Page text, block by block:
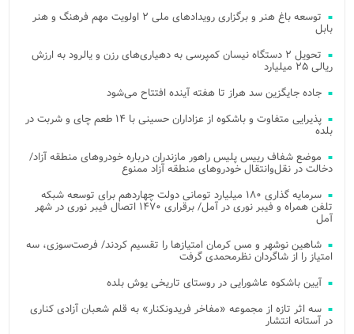
توسعه باغ هنر و برگزاری رویدادهای ملی ۲ اولویت مهم فرهنگ و هنر
بابل
تحویل ۲ دستگاه نیسان کمپرسی به دهیاری‌های رزن و یالرود به ارزش
ریالی ۲۵ میلیارد
جاده جایگزین سد هراز تا هفته آینده افتتاح می‌شود
پذیرایی متفاوت و باشکوه از عزاداران حسینی با ۱۴ طعم چای و شربت در
بلده
موضع شفاف رییس پلیس راهور مازندران درباره خودروهای منطقه آزاد/
دخالت در نقل‌وانتقال خودروهای منطقه آزاد ممنوع
سرمایه گذاری ۱۸۰ میلیارد تومانی دولت چهاردهم برای توسعه شبکه
تلفن همراه و فیبر نوری در آمل/ برقراری ۱۴۷۰ اتصال فیبر نوری در شهر
آمل
شاهین نوشهر و مس کرمان امتیازها را تقسیم کردند/ فرصت‌سوزی، سه
امتیاز را از شاگردان نظرمحمدی گرفت
آیین باشکوه عاشورایی در روستای تاریخی یوش بلده
سه اثر تازه از مجموعه «مفاخر فریدونکنار» به قلم شعبان آزادی کناری
در آستانه انتشار